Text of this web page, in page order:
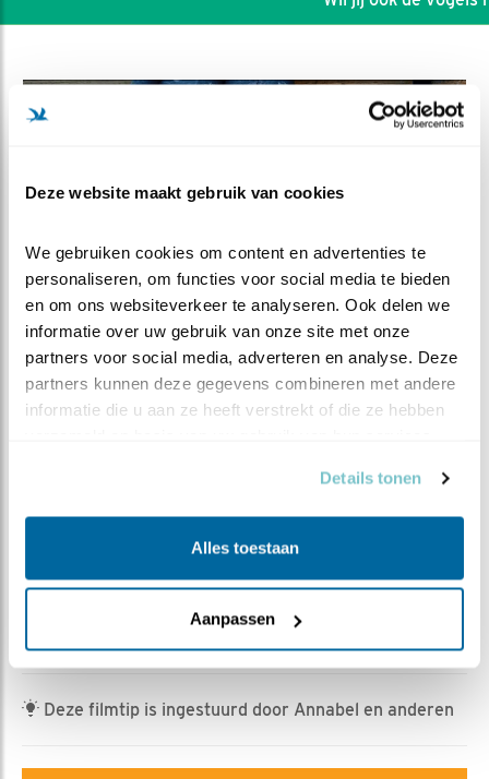
Deze website maakt gebruik van cookies
We gebruiken cookies om content en advertenties te
personaliseren, om functies voor social media te bieden
en om ons websiteverkeer te analyseren. Ook delen we
informatie over uw gebruik van onze site met onze
partners voor social media, adverteren en analyse. Deze
partners kunnen deze gegevens combineren met andere
informatie die u aan ze heeft verstrekt of die ze hebben
Details tonen
Alles toestaan
Aanpassen
DEEL DIT FILMPJE
Rebeka Kulcsar | Geplaatst op 3 mei 2023, 7:20 |
Vind ik leuk| Bewaar dit filmpje|
389x
Onze broedende koolmees kreeg bezoek van een
paartje pimpelmezen waarschijnlijk nog op zoek naar
een nestplaats. V koolmees was echter niet bepaald blij
Deze filmtip is ingestuurd door Annabel en anderen